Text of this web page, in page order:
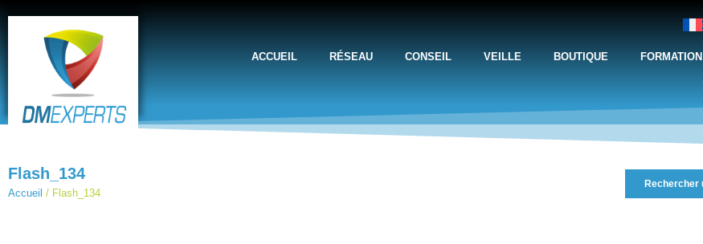
ACCUEIL RÉSEAU CONSEIL VEILLE BOUTIQUE FORMATION
Flash_134
Accueil / Flash_134
Rechercher